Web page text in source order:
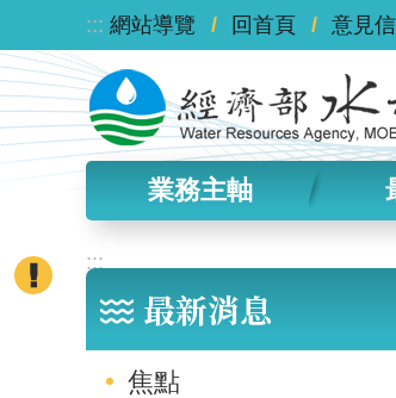
跳到主要內容區塊
::: 網站導覽 回首頁 意見
業務主軸
:::
最新消息
焦點